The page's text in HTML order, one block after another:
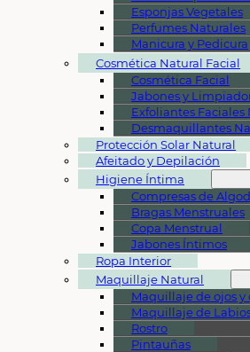
Esponjas Vegetales
Perfumes Naturales
Manicura y Pedicura
Cosmética Natural Facial
Cosmética Facial
Jabones y
Exfoliantes Faciales
Desmaquillantes
Protección Solar Natural
Afeitado y Depilación
Higiene Íntima
Compresas de
Bragas Menstruales
Copa Menstrual
Jabones Íntimos
Ropa Interior
Maquillaje Natural
Maquillaje de ojos y
Maquillaje de
Rostro
Pintauñas